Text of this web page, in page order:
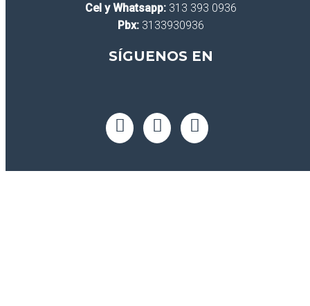
Cel y Whatsapp:313 393 0936
Pbx:3133930936
SÍGUENOS EN